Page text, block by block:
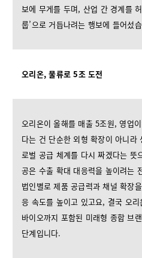
보에 무게를 두며, 산업 간 경계를
룹’으로 거듭나려는 행보에 들어섰
오리온, 물류로 5조 도전
오리온이 올해를 매출 5조원, 영업
다는 건 단순한 외형 확장이 아니라
로벌 공급 체계를 다시 짜겠다는 뜻
공은 수출 확대 대응력을 높이려는
법인별로 제품 공급력과 채널 확장
응 속도를 높이고 있고요, 결국 오
바이오까지 포함된 미래형 종합 브
단계입니다.